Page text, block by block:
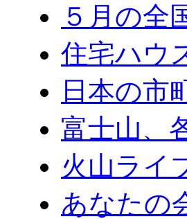
５月の全
住宅ハウ
日本の市
富士山、
火山ライ
あなたの